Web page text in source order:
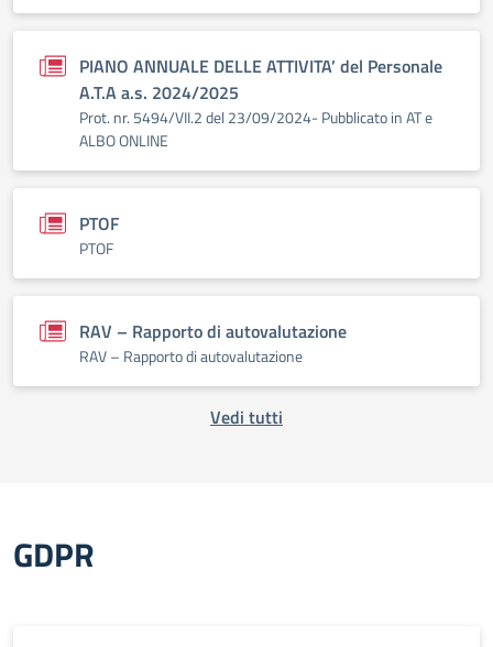
PIANO ANNUALE DELLE ATTIVITA’ del Personale
A.T.A a.s. 2024/2025
Prot. nr. 5494/VII.2 del 23/09/2024- Pubblicato in AT e
ALBO ONLINE
PTOF
PTOF
RAV – Rapporto di autovalutazione
RAV – Rapporto di autovalutazione
Vedi tutti
GDPR